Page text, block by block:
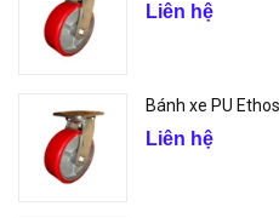
Liên hệ
Bánh xe PU
Liên hệ